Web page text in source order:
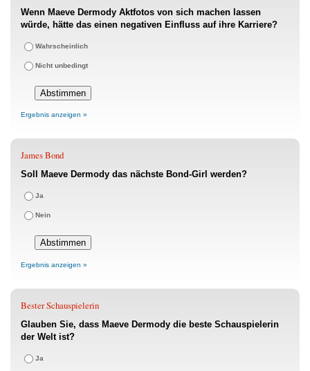
Wenn Maeve Dermody Aktfotos von sich machen lassen
würde, hätte das einen negativen Einfluss auf ihre Karriere?
Wahrscheinlich
Nicht unbedingt
Ergebnis anzeigen »
James Bond
Soll Maeve Dermody das nächste Bond-Girl werden?
Ja
Nein
Ergebnis anzeigen »
Bester Schauspielerin
Glauben Sie, dass Maeve Dermody die beste Schauspielerin
der Welt ist?
Ja